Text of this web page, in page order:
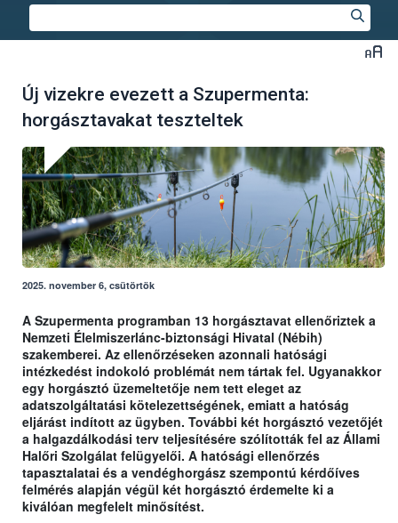
Új vizekre evezett a Szupermenta:
horgásztavakat teszteltek
2025. november 6, csütörtök
A Szupermenta programban 13 horgásztavat ellenőriztek a
Nemzeti Élelmiszerlánc-biztonsági Hivatal (Nébih)
szakemberei. Az ellenőrzéseken azonnali hatósági
intézkedést indokoló problémát nem tártak fel. Ugyanakkor
egy horgásztó üzemeltetője nem tett eleget az
adatszolgáltatási kötelezettségének, emiatt a hatóság
eljárást indított az ügyben. További két horgásztó vezetőjét
a halgazdálkodási terv teljesítésére szólították fel az Állami
Halőri Szolgálat felügyelői. A hatósági ellenőrzés
tapasztalatai és a vendéghorgász szempontú kérdőíves
felmérés alapján végül két horgásztó érdemelte ki a
kiválóan megfelelt minősítést.